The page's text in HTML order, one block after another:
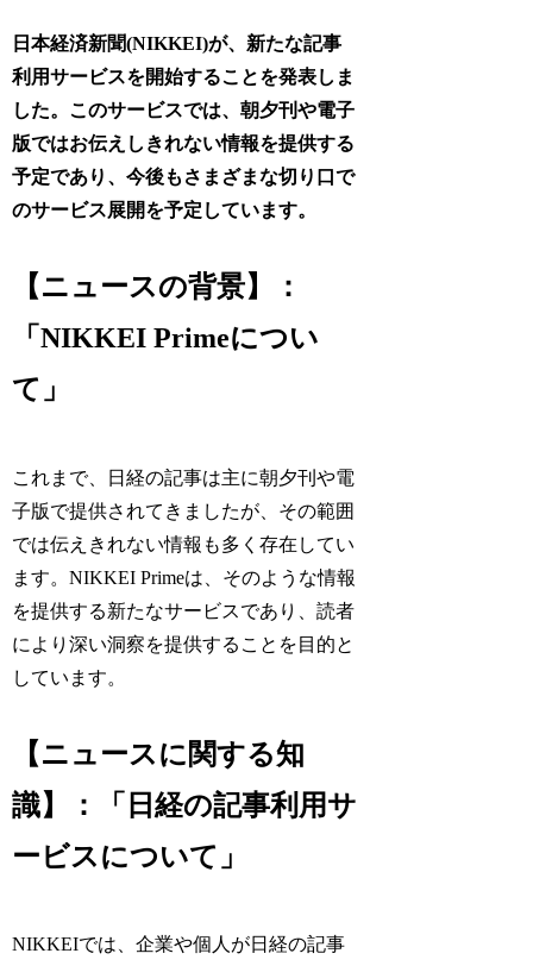
日本経済新聞(NIKKEI)が、新たな記事
利用サービスを開始することを発表しま
した。このサービスでは、朝夕刊や電子
版ではお伝えしきれない情報を提供する
予定であり、今後もさまざまな切り口で
のサービス展開を予定しています。
【ニュースの背景】：
「NIKKEI Primeについ
て」
これまで、日経の記事は主に朝夕刊や電
子版で提供されてきましたが、その範囲
では伝えきれない情報も多く存在してい
ます。NIKKEI Primeは、そのような情報
を提供する新たなサービスであり、読者
により深い洞察を提供することを目的と
しています。
【ニュースに関する知
識】：「日経の記事利用サ
ービスについて」
NIKKEIでは、企業や個人が日経の記事